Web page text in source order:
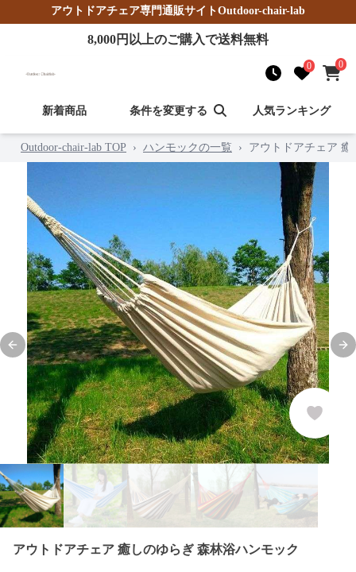
アウトドアチェア専門通販サイトOutdoor-chair-lab
8,000円以上のご購入で送料無料
0 0
新着商品 条件を変更する 人気ランキング
Outdoor-chair-lab TOP › ハンモックの一覧 › アウトドアチェア
Previous slide
アウトドアチェア 癒しのゆらぎ 森林浴ハンモック